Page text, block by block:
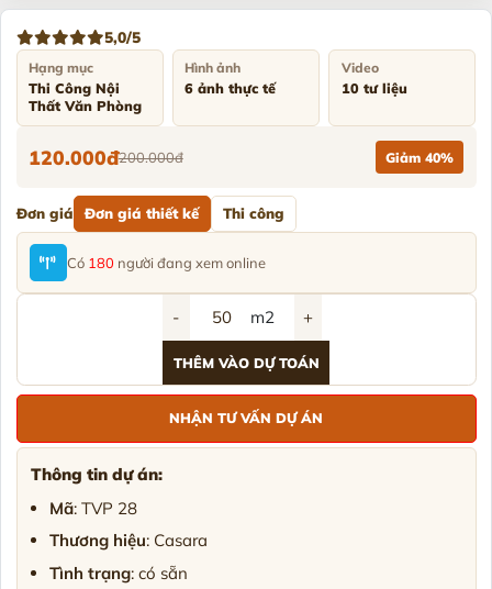
5,0/5
Hạng mục
Thi Công Nội
Thất Văn Phòng
Hình ảnh
6 ảnh thực tế
Video
10 tư liệu
120.000đ200.000đ Giảm 40%
Đơn giá Đơn giá thiết kế Thi công
Có 180 người đang xem online
- m2 +
THÊM VÀO DỰ TOÁN
NHẬN TƯ VẤN DỰ ÁN
Thông tin dự án:
Mã: TVP 28
Thương hiệu: Casara
Tình trạng: có sẵn